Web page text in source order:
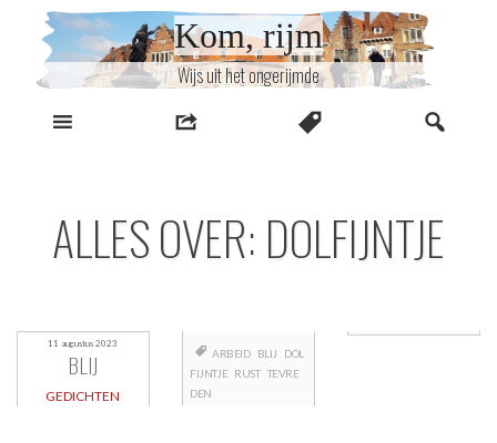
inhoud
Kom, rijm
Wijs uit het ongerijmde
ALLES OVER: DOLFIJNTJE
11 augustus 2023
BLIJ
GEDICHTEN
ARBEID BLIJ
DOL
FIJNTJE RUST TEVRE
DEN